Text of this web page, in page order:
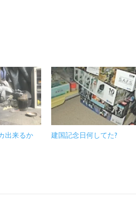
出来るか
建国記念日何してた?